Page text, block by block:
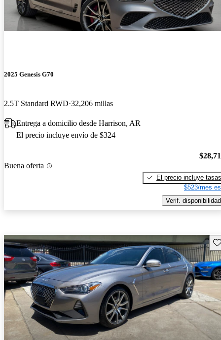
2025 Genesis G70
2.5T Standard RWD 32,206 millas
Entrega a domicilio desde Harrison, AR
El precio incluye envío de $324
Buena oferta
El precio incluye tasas
$523/mes
Verif. disponibilidad